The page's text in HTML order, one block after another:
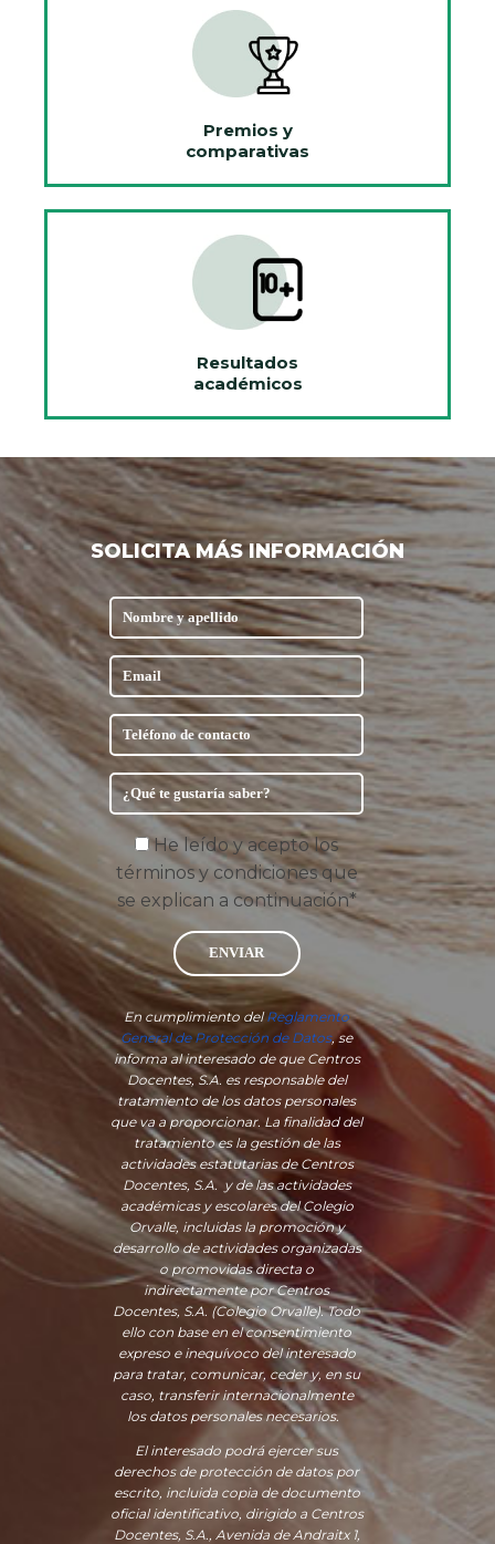
Premios y
comparativas
Resultados
académicos
SOLICITA MÁS INFORMACIÓN
He leído y acepto los
términos y condiciones que
se explican a continuación*
ENVIAR
En cumplimiento delReglamento
General de Protección de Datos, se
informa al interesado de que Centros
Docentes, S.A. es responsable del
tratamiento de los datos personales
que va a proporcionar. La finalidad del
tratamiento es la gestión de las
actividades estatutarias de Centros
Docentes, S.A. y de las actividades
académicas y escolares del Colegio
Orvalle, incluidas la promoción y
desarrollo de actividades organizadas
o promovidas directa o
indirectamente por Centros
Docentes, S.A. (Colegio Orvalle). Todo
ello con base en el consentimiento
expreso e inequívoco del interesado
para tratar, comunicar, ceder y, en su
caso, transferir internacionalmente
los datos personales necesarios.
El interesado podrá ejercer sus
derechos de protección de datos por
escrito, incluida copia de documento
oficial identificativo, dirigido a Centros
Docentes, S.A., Avenida de Andraitx 1,